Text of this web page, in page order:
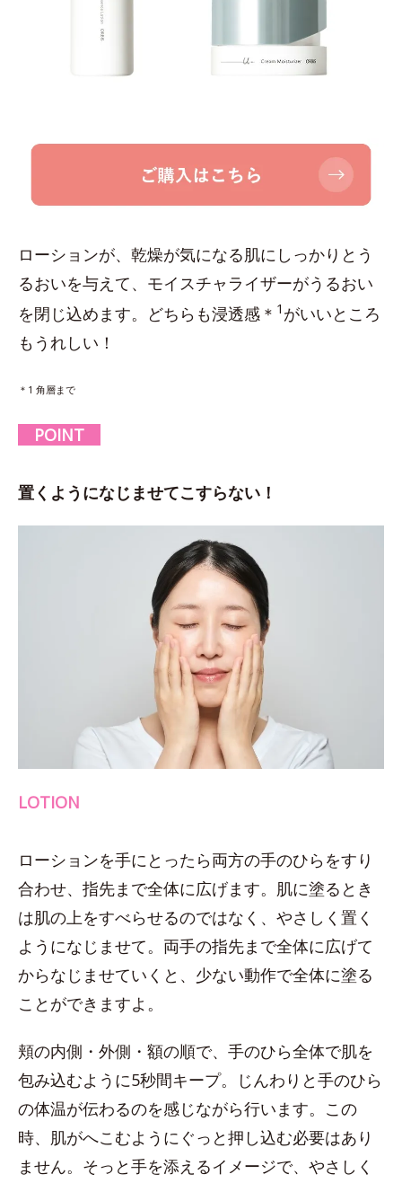
ローションが、乾燥が気になる肌にしっかりとう
るおいを与えて、モイスチャライザーがうるおい
を閉じ込めます。どちらも浸透感＊ 1 がいいところ
もうれしい！
＊1 角層まで
POINT
置くようになじませてこすらない！
LOTION
ローションを手にとったら両方の手のひらをすり
合わせ、指先まで全体に広げます。肌に塗るとき
は肌の上をすべらせるのではなく、やさしく置く
ようになじませて。両手の指先まで全体に広げて
からなじませていくと、少ない動作で全体に塗る
ことができますよ。
頬の内側・外側・額の順で、手のひら全体で肌を
包み込むように5秒間キープ。じんわりと手のひら
の体温が伝わるのを感じながら行います。この
時、肌がへこむようにぐっと押し込む必要はあり
ません。そっと手を添えるイメージで、やさしく